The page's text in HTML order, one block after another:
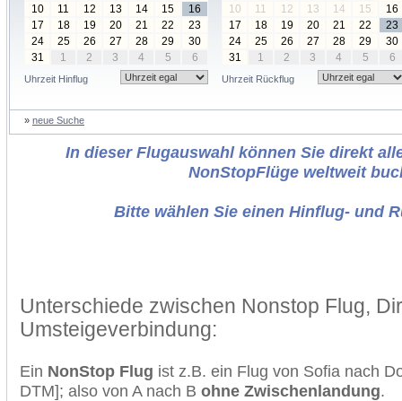
10
11 12 13 14 15
16
17
18 19 20 21 22
23
24
25 26 27 28 29
30
31
1 2 3 4 5 6
Uhrzeit Hinflug
10
11 12 13 14 15
16
17
18 19 20 21 22
23
24
25 26 27 28 29
30
31
1 2 3 4 5 6
Uhrzeit Rückflug
» neue Suche
In dieser Flugauswahl können Sie direkt
NonStopFlüge weltweit
Bitte wählen Sie einen Hinflug- und
Unterschiede zwischen Nonstop Flug,
Umsteigeverbindung:
Ein NonStop Flug ist z.B. ein Flug von Sofia nach
DTM]; also von A nach B ohne Zwischenlandung.